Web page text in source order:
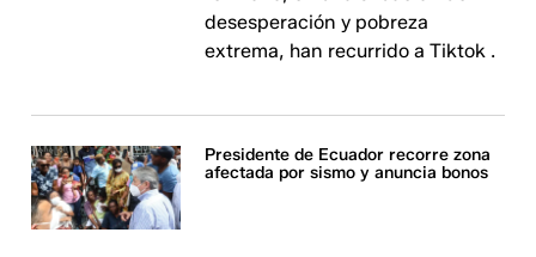
desesperación y pobreza
extrema, han recurrido a Tiktok ​​​​​​.
Presidente de Ecuador recorre zona
afectada por sismo y anuncia bonos